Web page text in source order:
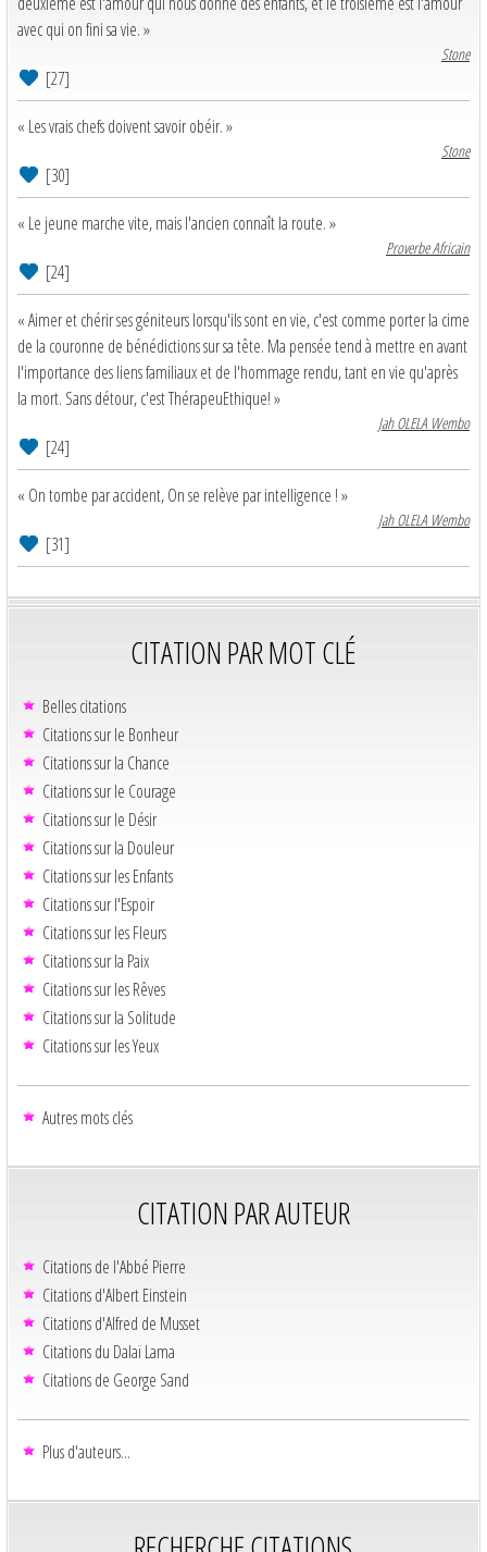
avec qui on fini sa vie. »
Stone
[27]
« Les vrais chefs doivent savoir obéir. »
Stone
[30]
« Le jeune marche vite, mais l'ancien connaît la route. »
Proverbe Africain
[24]
« Aimer et chérir ses géniteurs lorsqu'ils sont en vie, c'est comme porter la cime
de la couronne de bénédictions sur sa tête. Ma pensée tend à mettre en avant
l'importance des liens familiaux et de l'hommage rendu, tant en vie qu'après
la mort. Sans détour, c'est ThérapeuEthique! »
Jah OLELA Wembo
[24]
« On tombe par accident, On se relève par intelligence ! »
Jah OLELA Wembo
[31]
CITATION PAR MOT CLÉ
Belles citations
Citations sur le Bonheur
Citations sur la Chance
Citations sur le Courage
Citations sur le Désir
Citations sur la Douleur
Citations sur les Enfants
Citations sur l'Espoir
Citations sur les Fleurs
Citations sur la Paix
Citations sur les Rêves
Citations sur la Solitude
Citations sur les Yeux
Autres mots clés
CITATION PAR AUTEUR
Citations de l'Abbé Pierre
Citations d'Albert Einstein
Citations d'Alfred de Musset
Citations du Dalaï Lama
Citations de George Sand
Plus d'auteurs...